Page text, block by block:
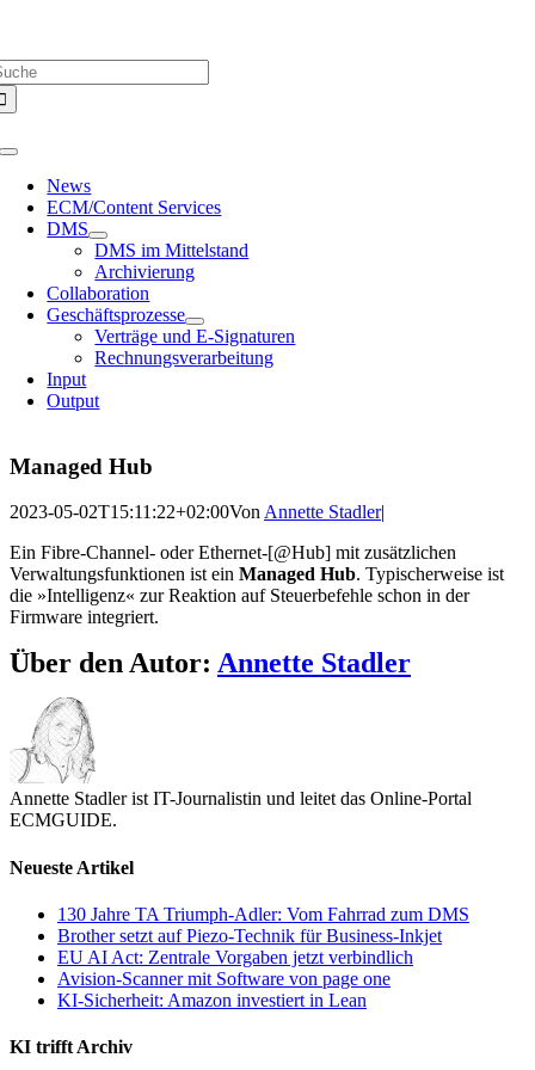
springen
Toggle
Navigation
News
ECM/Content Services
DMS
DMS im Mittelstand
Archivierung
Collaboration
Geschäftsprozesse
Verträge und E-Signaturen
Rechnungsverarbeitung
Input
Output
Managed Hub
2023-05-02T15:11:22+02:00VonAnnette Stadler|
Ein Fibre-Channel- oder Ethernet-[@Hub] mit zusätzlichen
Verwaltungsfunktionen ist ein Managed Hub. Typischerweise ist
die »Intelligenz« zur Reaktion auf Steuerbefehle schon in der
Firmware integriert.
Über den Autor: Annette Stadler
Annette Stadler ist IT-Journalistin und leitet das Online-Portal
ECMGUIDE.
Neueste Artikel
130 Jahre TA Triumph-Adler: Vom Fahrrad zum DMS
Brother setzt auf Piezo-Technik für Business-Inkjet
EU AI Act: Zentrale Vorgaben jetzt verbindlich
Avision-Scanner mit Software von page one
KI-Sicherheit: Amazon investiert in Lean
KI trifft Archiv